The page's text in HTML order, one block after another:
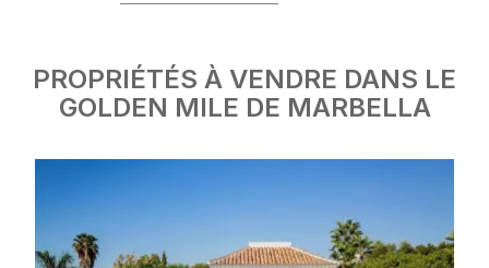
PROPRIÉTÉS À VENDRE DANS LE
GOLDEN MILE DE MARBELLA